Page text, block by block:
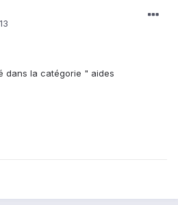
dans la catégorie " aides